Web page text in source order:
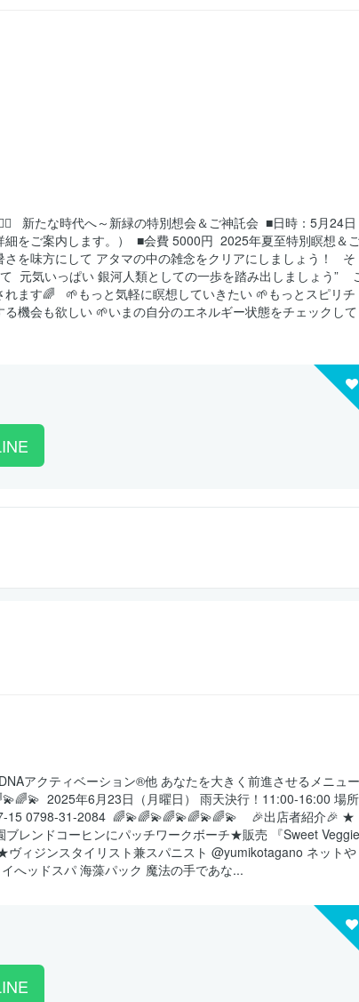
新たな時代へ～新緑の特別想会＆ご神託会 ⁡ ■日時：5月24日
細をご案内します。） ⁡ ■会費 5000円 ⁡ 2025年夏至特別瞑想＆
を味方にして アタマの中の雑念をクリアにしましょう！ ⁡ ⁡ そ
元気いっぱい 銀河人類としての一歩を踏み出しましょう”
ます🌈 ⁡ ⁡ 🌱もっと気軽に瞑想していきたい 🌱もっとスピリチ
機会も欲しい 🌱いまの自分のエネルギー状態をチェックして
アクティベーション®︎他 あなたを大きく前進させるメニュー
2025年6月23日（月曜日） 雨天決行！11:00-16:00 場所
15 0798-31-2084 ⁡ 🌈💫🌈💫🌈💫🌈💫🌈💫 ⁡ ⁡ ⁡ 🎉出店者紹介🎉 ★
レンドコーヒンにパッチワークボーチ★販売 『Sweet
ィジンスタイリスト兼スパニスト @yumikotagano ネットや
へッドスパ 海藻パック 魔法の手であな...